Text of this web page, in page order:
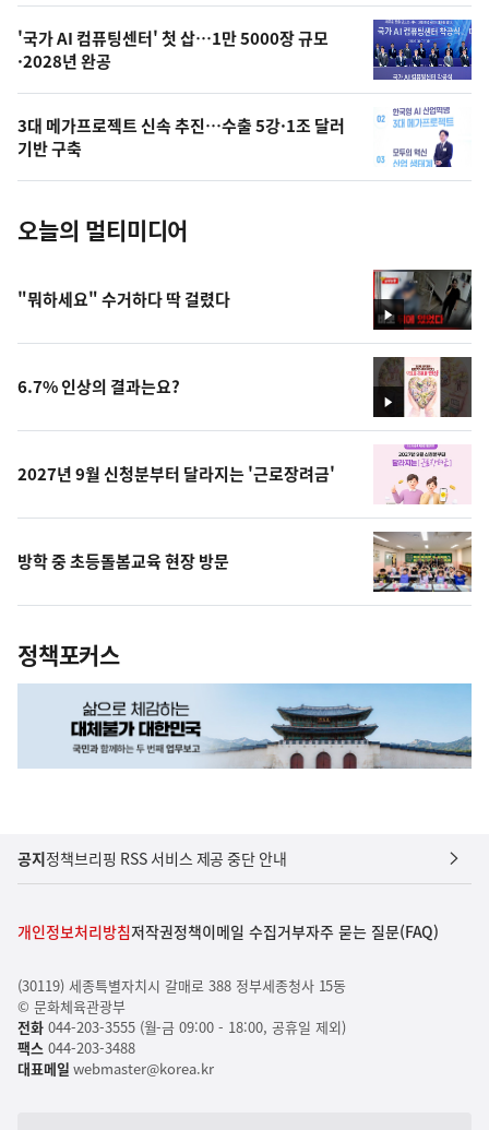
오
늘
사
진
'국가 AI 컴퓨팅센터' 첫 삽…1만 5000장 규모
·2028년 완공
3대 메가프로젝트 신속 추진…수출 5강·1조 달러
기반 구축
오늘의 멀티미디어
영
상
"뭐하세요" 수거하다 딱 걸렸다
영
상
6.7% 인상의 결과는요?
2027년 9월 신청분부터 달라지는 '근로장려금'
방학 중 초등돌봄교육 현장 방문
정책포커스
공지정책브리핑 RSS 서비스 제공 중단 안내
개인정보처리방침저작권정책이메일 수집거부자주 묻는 질문(FAQ)
(30119) 세종특별자치시 갈매로 388 정부세종청사 15동
© 문화체육관광부
전화044-203-3555 (월-금 09:00 - 18:00, 공휴일 제외)
팩스044-203-3488
대표메일 webmaster@korea.kr